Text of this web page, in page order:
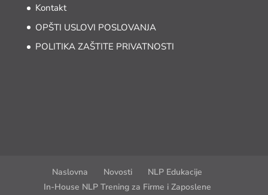
Kontakt
OPŠTI USLOVI POSLOVANJA
POLITIKA ZAŠTITE PRIVATNOSTI
Naslovna Novosti
NLP Edukacije
In-House NLP Trening za Firme i Zaposlene